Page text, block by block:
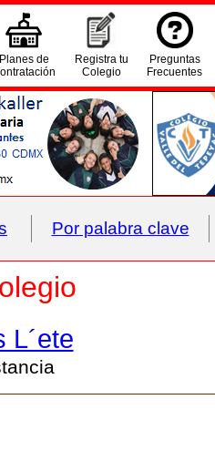
Planes de
Registra tu
Colegio
Preguntas
Frecuentes
Por palabra clave
L´ete